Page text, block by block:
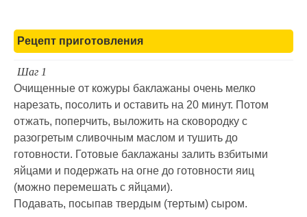
Рецепт приготовления
Шаг 1
Очищенные от кожуры баклажаны очень мелко
нарезать, посолить и оставить на 20 минут. Потом
отжать, поперчить, выложить на сковородку с
разогретым сливочным маслом и тушить до
готовности. Готовые баклажаны залить взбитыми
яйцами и подержать на огне до готовности яиц
(можно перемешать с яйцами).
Подавать, посыпав твердым (тертым) сыром.